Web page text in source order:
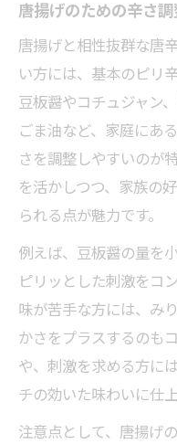
唐揚げのための辛さ
唐揚げと相性抜群な唐
い方には、基本のピリ
豆板醤やコチュジャン
ごま油など、家庭にあ
さを調整しやすいのが
を活かしつつ、家族の
られる点が魅力です。
例えば、豆板醤の量を
ピリッとした刺激をコ
味が苦手な方には、み
かさをプラスするのも
や、刺激を求める方に
チの効いた味わいに仕
注意点として、唐揚げ